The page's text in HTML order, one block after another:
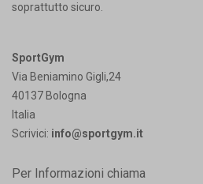
soprattutto sicuro.
SportGym
Via Beniamino Gigli,24
40137 Bologna
Italia
Scrivici: info@sportgym.it
Per Informazioni chiama